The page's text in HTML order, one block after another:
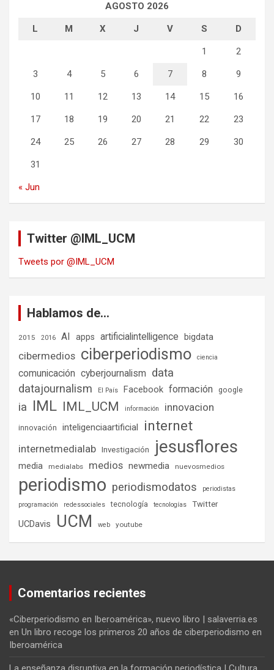
AGOSTO 2026
L M X J V S D
1 2
3 4 5 6 7 8 9
10 11 12 13 14 15 16
17 18 19 20 21 22 23
24 25 26 27 28 29 30
31
« Jun
Twitter @IML_UCM
Tweets por @IML_UCM
Hablamos de…
2015 2016 AI apps artificialintelligence bigdata
cibermedios ciberperiodismo ciencia
comunicación cyberjournalism data
datajournalism El País Facebook formación google
ia IML IML_UCM información innovacion
innovación inteligenciaartificial internet
internetmedialab Investigación jesusflores
media medialabs medios newmedia nuevosmedios
periodismo periodismodatos
periodistas
programación
redessociales tecnología tecnologías Twitter
UCDavis UCM web youtube
Comentarios recientes
«Ciberperiodismo en Iberoamérica», nuevo libro | salaverria.es
en Un libro recoge los primeros 20 años de ciberperiodismo en
Iberoamérica